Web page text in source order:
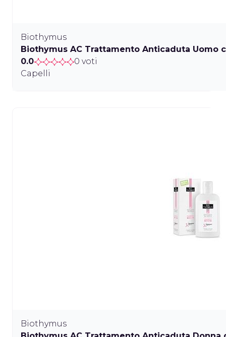
Biothymus
Biothymus AC Trattamento Anticaduta Uomo
0.0
0 voti
Capelli
Biothymus